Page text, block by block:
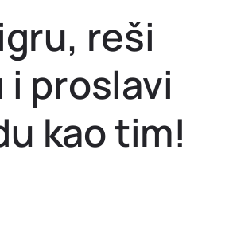
reši
proslavi
kao tim!